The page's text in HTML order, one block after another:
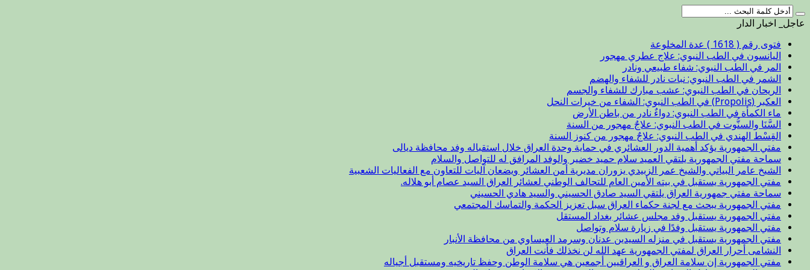
عاجل_ اخبار الدار
فتوى رقم ( 1618 ) عدة المخلوعة
اليانسون في الطب النبوي: علاج عطري مهجور
المر في الطب النبوي: شفاء طبيعي ونادر
الشمر في الطب النبوي: نبات نادر للشفاء والهضم
الريحان في الطب النبوي: عشب مبارك للشفاء والجسم
العكبر (Propolis) في الطب النبوي: الشفاء من خيرات النحل
ماء الكمأة في الطب النبوي: دواءٌ نادر من باطن الأرض
السَّنَا والسنُّوت في الطب النبوي: علاجٌ مهجور من السنة
القِسْط الهندي في الطب النبوي: علاجٌ مهجور من كنوز السنة
مفتي الجمهورية يؤكد أهمية الدور العشائري في حماية وحدة العراق خلال استقباله وفد محافظة ديالى
سماحة مفتي الجمهورية يلتقي العميد سلام حميد خضير والوفد المرافق له للتواصل والسلام
الشيخ عامر البياتي والشيخ عمر الزبيدي يزوران مديرية أمن العشائر ويضعان آليات للتعاون مع الفعاليات الشعبية
مفتي الجمهورية يستقبل في بيته الأمين العام للتحالف الوطني لعشائر العراق السيد عصام أبو هلاله.
سماحة مفتي جمهورية العراق يلتقي السيد صادق الحسيني والسيد هادي الحسيني
مفتي الجمهورية يبحث مع لجنة حكماء العراق سبل تعزيز الحكمة والتماسك المجتمعي
مفتي الجمهورية يستقبل وفد مجلس عشائر بغداد المستقل
مفتي الجمهورية يستقبل وفدًا في زيارة سلام وتواصل
مفتي الجمهورية يستقبل في منزله السيدين عدنان وسرمد العيساوي من محافظة الأنبار
النشامى أحرار العراق لمفتي الجمهورية عهد الله لن نخذلك فأنت العراق
مفتي الجمهورية إن سلامة العراق و العراقيين أجمعين هي سلامة الوطن وحفظ تاريخيه ومستقبل أجياله